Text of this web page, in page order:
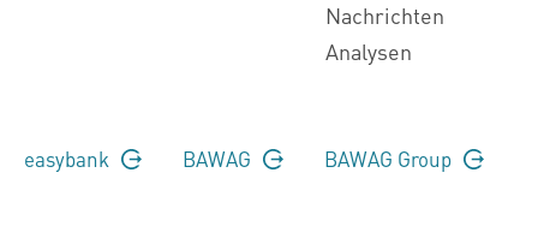
Nachrichten
Analysen
easybank BAWAG BAWAG Group